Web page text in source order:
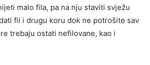
malo fila, pa na nju staviti svježu
fil i drugu koru dok ne potrošite sav
trebaju ostati nefilovane, kao i